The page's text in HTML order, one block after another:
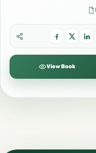
View Book